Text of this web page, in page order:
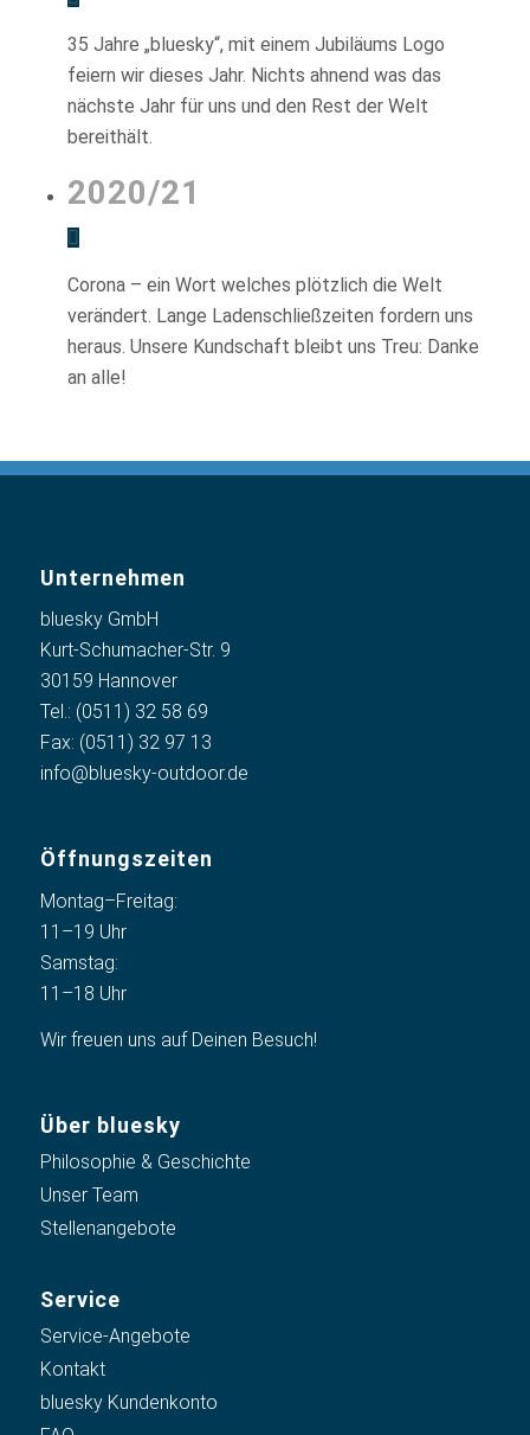
35 Jahre „bluesky“, mit einem Jubiläums Logo
feiern wir dieses Jahr. Nichts ahnend was das
nächste Jahr für uns und den Rest der Welt
bereithält.
2020/21
Corona – ein Wort welches plötzlich die Welt
verändert. Lange Ladenschließzeiten fordern uns
heraus. Unsere Kundschaft bleibt uns Treu: Danke
an alle!
Unternehmen
bluesky GmbH
Kurt-Schumacher-Str. 9
30159 Hannover
Tel.: (0511) 32 58 69
Fax: (0511) 32 97 13
info@bluesky-outdoor.de
Öffnungs­zeiten
Montag–Freitag:
11–19 Uhr
Samstag:
11–18 Uhr
Wir freuen uns auf Deinen Besuch!
Über bluesky
Philosophie & Geschichte
Unser Team
Stellenangebote
Service
Service-Angebote
Kontakt
bluesky Kundenkonto